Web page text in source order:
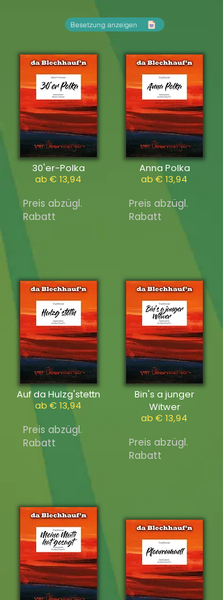
Besetzung anzeigen
30'er-Polka
ab € 13,94
Preis abzügl.
Rabatt
Auf da Hulzg'stettn
ab € 13,94
Preis abzügl.
Rabatt
Anna Polka
ab € 13,94
Preis abzügl.
Rabatt
Bin's a junger
Witwer
ab € 13,94
Preis abzügl.
Rabatt